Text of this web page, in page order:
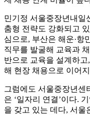
민기정 서울중장년내일
춤형 전략도 강화되고
심으로, 부산은 해운·항
직무를 발굴해 교육과
반으로 교육을 설계하고
해 현장 채용으로 이어
그럼에도 서울중장년센
은 ‘일자리 연결’이다.
을 갖고 있는 데다, 서울